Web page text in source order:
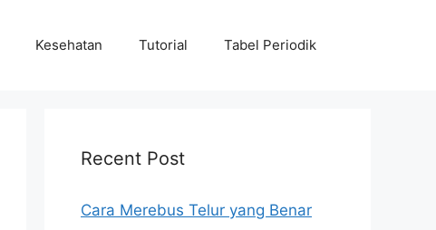
Kesehatan Tutorial Tabel Periodik
Recent Post
Cara Merebus Telur yang Benar